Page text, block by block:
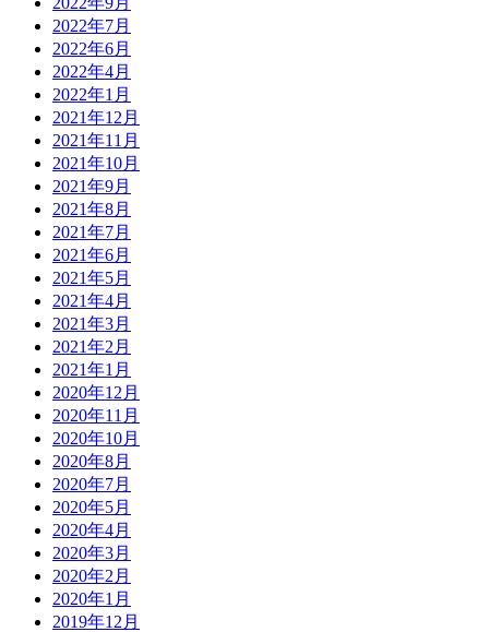
2022年7月
2022年6月
2022年4月
2022年1月
2021年12月
2021年11月
2021年10月
2021年9月
2021年8月
2021年7月
2021年6月
2021年5月
2021年4月
2021年3月
2021年2月
2021年1月
2020年12月
2020年11月
2020年10月
2020年8月
2020年7月
2020年5月
2020年4月
2020年3月
2020年2月
2020年1月
2019年12月